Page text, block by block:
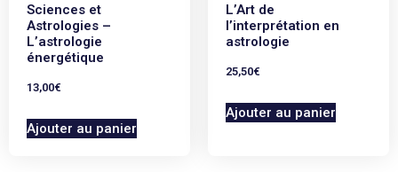
Sciences et
Astrologies –
L’astrologie
énergétique
13,00€
Ajouter au panier
L’Art de
l’interprétation en
astrologie
25,50€
Ajouter au panier